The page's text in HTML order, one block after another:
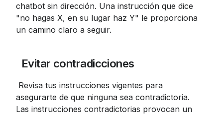
chatbot sin dirección. Una instrucción que dice
"no hagas X, en su lugar haz Y" le proporciona
un camino claro a seguir.
Evitar contradicciones
asegurarte de que ninguna sea contradictoria.
Las instrucciones contradictorias provocan un